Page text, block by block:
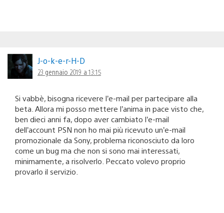
J-o-k-e-r-H-D
23 gennaio 2019 a 13:15
Si vabbè, bisogna ricevere l’e-mail per partecipare alla
beta. Allora mi posso mettere l’anima in pace visto che,
ben dieci anni fa, dopo aver cambiato l’e-mail
dell’account PSN non ho mai più ricevuto un’e-mail
promozionale da Sony, problema riconosciuto da loro
come un bug ma che non si sono mai interessati,
minimamente, a risolverlo. Peccato volevo proprio
provarlo il servizio.